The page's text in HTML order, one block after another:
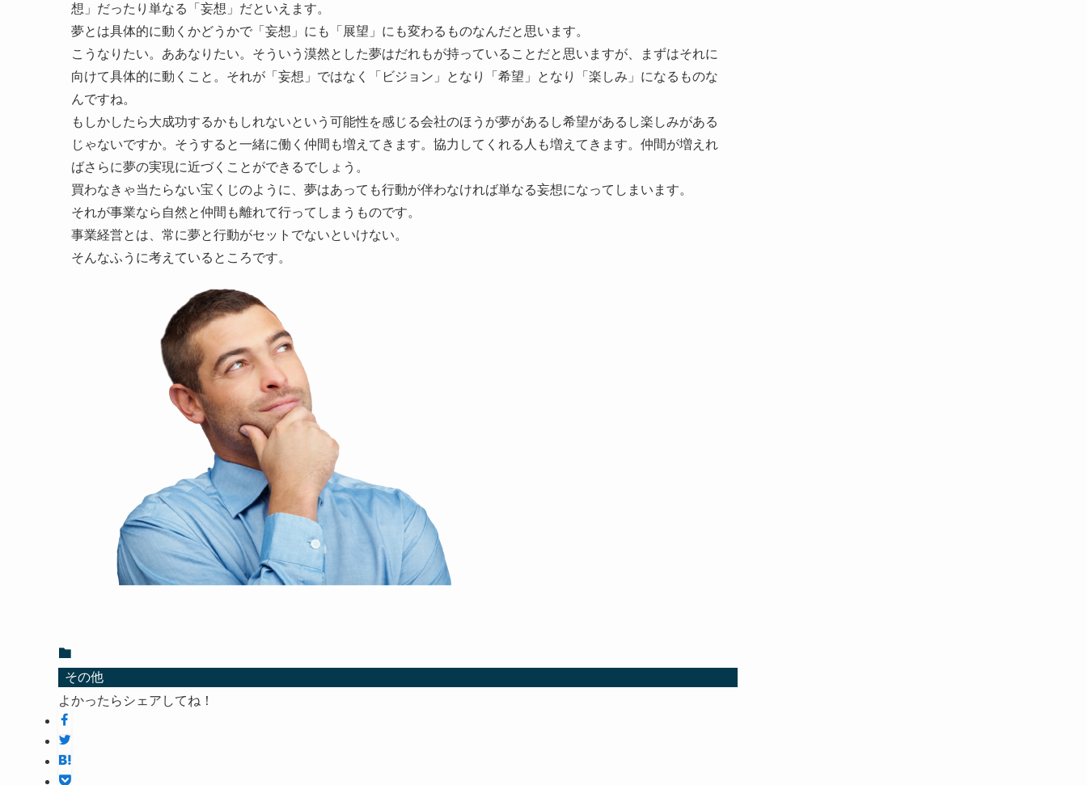
想」だったり単なる「妄想」だといえます。
夢とは具体的に動くかどうかで「妄想」にも「展望」にも変わるものなんだと思います。
こうなりたい。ああなりたい。そういう漠然とした夢はだれもが持っていることだと思いますが、まずはそれに
向けて具体的に動くこと。それが「妄想」ではなく「ビジョン」となり「希望」となり「楽しみ」になるものな
んですね。
もしかしたら大成功するかもしれないという可能性を感じる会社のほうが夢があるし希望があるし楽しみがある
じゃないですか。そうすると一緒に働く仲間も増えてきます。協力してくれる人も増えてきます。仲間が増えれ
ばさらに夢の実現に近づくことができるでしょう。
買わなきゃ当たらない宝くじのように、夢はあっても行動が伴わなければ単なる妄想になってしまいます。
それが事業なら自然と仲間も離れて行ってしまうものです。
事業経営とは、常に夢と行動がセットでないといけない。
そんなふうに考えているところです。
その他
よかったらシェアしてね！